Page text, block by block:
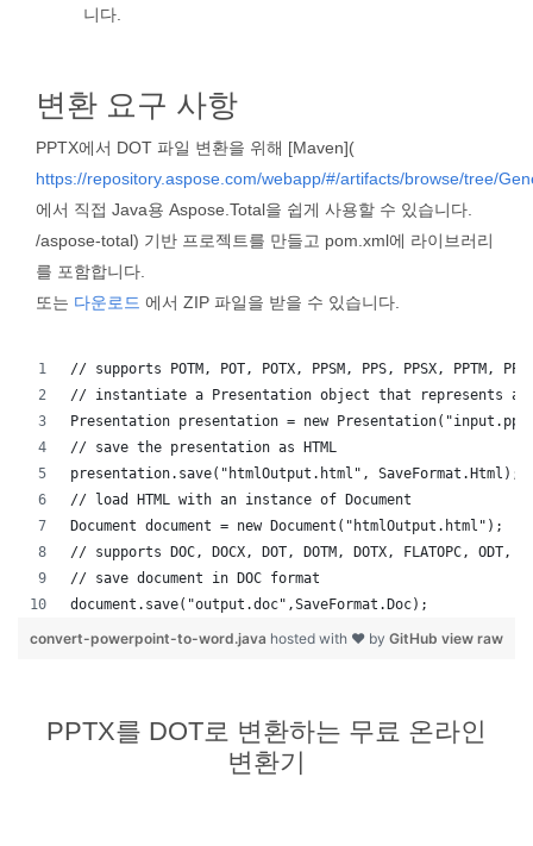
니다.
변환 요구 사항
PPTX에서 DOT 파일 변환을 위해 [Maven](
https://repository.aspose.com/webapp/#/artifacts/browse/tree/
에서 직접 Java용 Aspose.Total을 쉽게 사용할 수 있습니다.
/aspose-total) 기반 프로젝트를 만들고 pom.xml에 라이브러리
를 포함합니다.
또는 다운로드 에서 ZIP 파일을 받을 수 있습니다.
// supports POTM, POT, POTX, PPSM, PPS, PPSX, PPTM,
// instantiate a Presentation object that represents a
Presentation presentation = new
// save the presentation as HTML
presentation.save("htmlOutput.html", SaveFormat.Html);
// load HTML with an instance of Document
Document document = new Document("htmlOutput.html");
// supports DOC, DOCX, DOT, DOTM, DOTX, FLATOPC,
// save document in DOC format
document.save("output.doc",SaveFormat.Doc);
view raw
convert-powerpoint-to-word.java hosted with ❤ by GitHub
PPTX를 DOT로 변환하는 무료 온라인
변환기